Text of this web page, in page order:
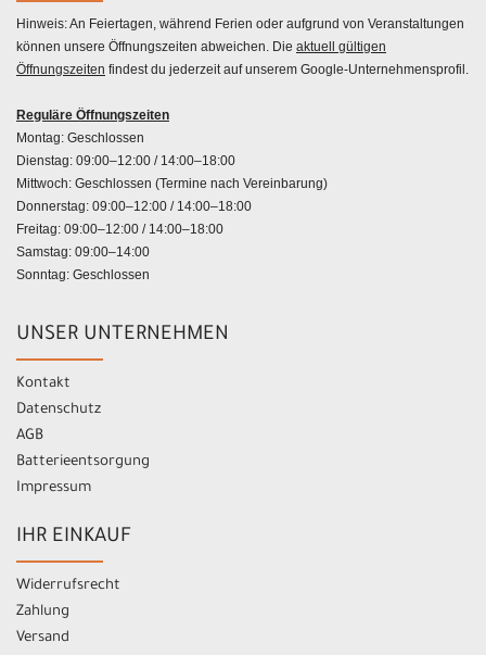
Hinweis: An Feiertagen, während Ferien oder aufgrund von Veranstaltungen
können unsere Öffnungszeiten abweichen. Die aktuell gültigen
Öffnungszeiten findest du jederzeit auf unserem Google-Unternehmensprofil.
Reguläre Öffnungszeiten
Montag: Geschlossen
Dienstag: 09:00–12:00 / 14:00–18:00
Mittwoch: Geschlossen (Termine nach Vereinbarung)
Donnerstag: 09:00–12:00 / 14:00–18:00
Freitag: 09:00–12:00 / 14:00–18:00
Samstag: 09:00–14:00
Sonntag: Geschlossen
UNSER UNTERNEHMEN
Kontakt
Datenschutz
AGB
Batterieentsorgung
Impressum
IHR EINKAUF
Widerrufsrecht
Zahlung
Versand